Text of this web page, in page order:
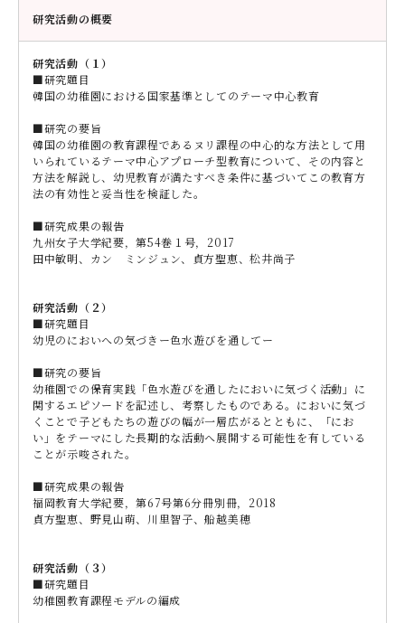
研究活動の概要
研究活動（１）
■研究題目
韓国の幼稚園における国家基準としてのテーマ中心教育
■研究の要旨
韓国の幼稚園の教育課程であるヌリ課程の中心的な方法として用
いられているテーマ中心アプローチ型教育について、その内容と
方法を解説し、幼児教育が満たすべき条件に基づいてこの教育方
法の有効性と妥当性を検証した。
■研究成果の報告
九州女子大学紀要，第54巻１号，2017
田中敏明、カン ミンジュン、貞方聖恵、松井尚子
研究活動（２）
■研究題目
幼児のにおいへの気づきー色水遊びを通してー
■研究の要旨
幼稚園での保育実践「色水遊びを通したにおいに気づく活動」に
関するエピソードを記述し、考察したものである。においに気づ
くことで子どもたちの遊びの幅が一層広がるとともに、「にお
い」をテーマにした長期的な活動へ展開する可能性を有している
ことが示唆された。
■研究成果の報告
福岡教育大学紀要，第67号第6分冊別冊，2018
貞方聖恵、野見山萌、川里智子、船越美穂
研究活動（３）
■研究題目
幼稚園教育課程モデルの編成